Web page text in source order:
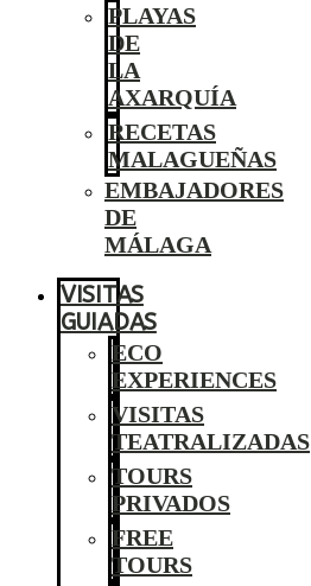
PLAYAS
DE
LA
AXARQUÍA
RECETAS
MALAGUEÑAS
EMBAJADORES
DE
MÁLAGA
VISITAS
GUIADAS
ECO
EXPERIENCES
VISITAS
TEATRALIZADAS
TOURS
PRIVADOS
FREE
TOURS